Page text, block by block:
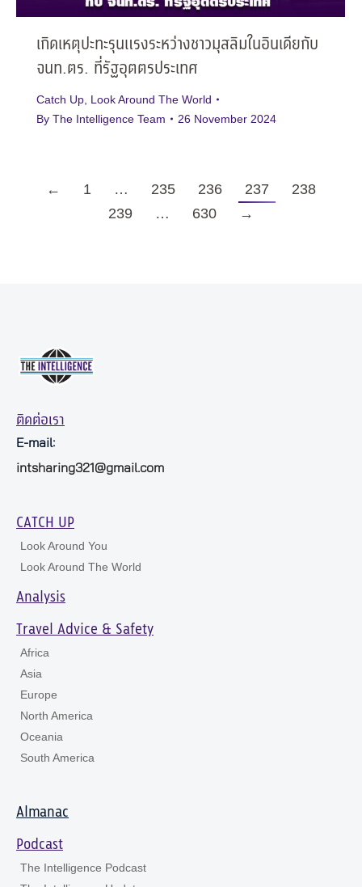
เกิดเหตุปะทะรุนแรงระหว่างชาวมุสลิมในอินเดียกับ
จนท.ตร. ที่รัฐอุตตรประเทศ
Catch Up Look Around The World
By The Intelligence Team 26 November 2024
← 1 … 235 236 237
238
239
… 630 →
ติดต่อเรา
E-mail:
intsharing321@gmail.com
CATCH UP
Look Around You
Look Around The World
Analysis
Travel Advice & Safety
Africa
Asia
Europe
North America
Oceania
South America
Almanac
Podcast
The Intelligence Podcast